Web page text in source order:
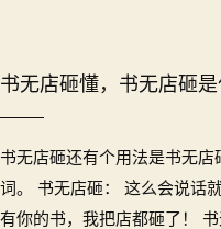
书无店砸懂，书无店砸
书无店砸还有个用法是书无
词。 书无店砸： 这么会说话
有你的书，我把店都砸了！ 书